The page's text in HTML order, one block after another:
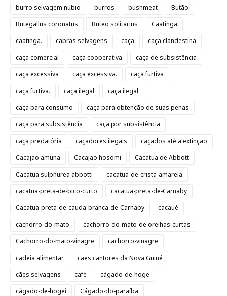
burro selvagem núbio
burros bushmeat
Butão
Butegallus coronatus
Buteo solitarius
Caatinga
caatinga.
cabras selvagens caça
caça clandestina
caça comercial
caça cooperativa
caça de subsistência
caça excessiva
caça excessiva.
caça furtiva
caça furtiva.
caça ilegal
caça ilegal.
caça para consumo
caça para obtenção de suas penas
caça para subsistência
caça por subsistência
caça predatória
caçadores ilegais
caçados até a extinção
Cacajao amuna
Cacajao hosomi
Cacatua de Abbott
Cacatua sulphurea abbotti
cacatua-de-crista-amarela
cacatua-preta-de-bico-curto
cacatua-preta-de-Carnaby
Cacatua-preta-de-cauda-branca-de-Carnaby
cacaué
cachorro-do-mato
cachorro-do-mato-de orelhas-curtas
Cachorro-do-mato-vinagre
cachorro-vinagre
cadeia alimentar
cães cantores da Nova Guiné
cães selvagens
café
cágado-de-hoge
cágado-de-hogei
Cágado-do-paraíba